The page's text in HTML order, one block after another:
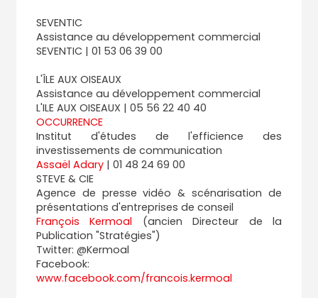
SEVENTIC
Assistance au développement commercial
SEVENTIC | 01 53 06 39 00
L'ÎLE AUX OISEAUX
Assistance au développement commercial
L'ILE AUX OISEAUX | 05 56 22 40 40
OCCURRENCE
Institut d'études de l'efficience des
investissements de communication
Assaël Adary | 01 48 24 69 00
STEVE & CIE
Agence de presse vidéo & scénarisation de
présentations d'entreprises de conseil
François Kermoal (ancien Directeur de la
Publication "Stratégies")
Twitter: @Kermoal
Facebook:
www.facebook.com/francois.kermoal